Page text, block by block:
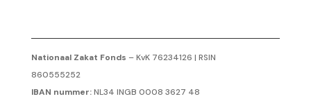
Nationaal Zakat Fonds – KvK 76234126 | RSIN
860555252
IBAN nummer:NL34 INGB 0008 3627 48